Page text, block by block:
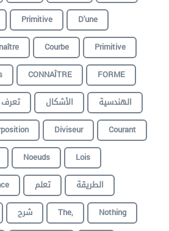
Primitive
D'une
Courbe
Primitive
CONNAÎTRE
FORME
تعرف الأشكال
الهندسية
Diviseur
Courant
Noeuds
Lois
تعلم
الطريقة
شرح The,
Nothing